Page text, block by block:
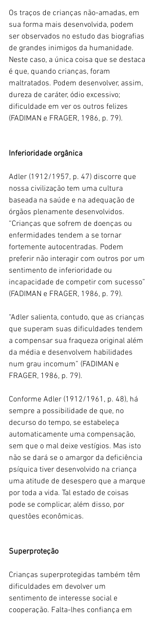
Os traços de crianças não-amadas, em
sua forma mais desenvolvida, podem
ser observados no estudo das biografias
de grandes inimigos da humanidade.
Neste caso, a única coisa que se destaca
é que, quando crianças, foram
maltratados. Podem desenvolver, assim,
dureza de caráter, ódio excessivo;
dificuldade em ver os outros felizes
(FADIMAN e FRAGER, 1986, p. 79).
Inferioridade orgânica
Adler (1912/1957, p. 47) discorre que
nossa civilização tem uma cultura
baseada na saúde e na adequação de
órgãos plenamente desenvolvidos.
“Crianças que sofrem de doenças ou
enfermidades tendem a se tornar
fortemente autocentradas. Podem
preferir não interagir com outros por um
sentimento de inferioridade ou
incapacidade de competir com sucesso”
(FADIMAN e FRAGER, 1986, p. 79).
“Adler salienta, contudo, que as crianças
que superam suas dificuldades tendem
a compensar sua fraqueza original além
da média e desenvolvem habilidades
num grau incomum” (FADIMAN e
FRAGER, 1986, p. 79).
Conforme Adler (1912/1961, p. 48), há
sempre a possibilidade de que, no
decurso do tempo, se estabeleça
automaticamente uma compensação,
sem que o mal deixe vestígios. Mas isto
não se dará se o amargor da deficiência
psíquica tiver desenvolvido na criança
uma atitude de desespero que a marque
por toda a vida. Tal estado de coisas
pode se complicar, além disso, por
questões econômicas.
Superproteção
Crianças superprotegidas também têm
dificuldades em devolver um
sentimento de interesse social e
cooperação. Falta-lhes confiança em